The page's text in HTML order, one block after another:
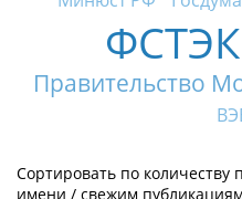
Правительство
Сортировать по количеству
имени / свежим публикациям